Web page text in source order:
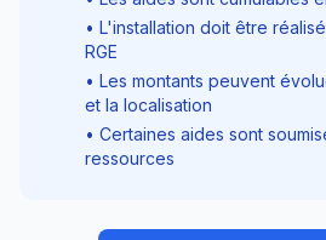
• L'installation doit être
RGE
• Les montants peuvent
et la localisation
• Certaines aides sont
ressources